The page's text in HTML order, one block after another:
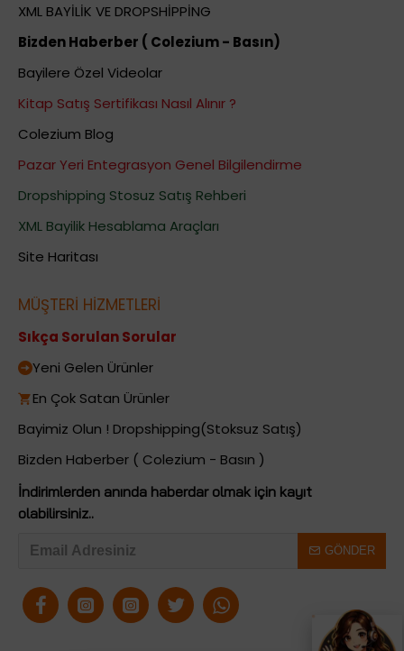
XML BAYİLİK VE DROPSHİPPİNG
Bizden Haberber ( Colezium - Basın)
Bayilere Özel Videolar
Kitap Satış Sertifikası Nasıl Alınır ?
Colezium Blog
Pazar Yeri Entegrasyon Genel Bilgilendirme
Dropshipping Stosuz Satış Rehberi
XML Bayilik Hesablama Araçları
Site Haritası
MÜŞTERİ HİZMETLERİ
Sıkça Sorulan Sorular
Yeni Gelen Ürünler
En Çok Satan Ürünler
Bayimiz Olun ! Dropshipping(Stoksuz Satış)
Bizden Haberber ( Colezium - Basın )
İndirimlerden anında haberdar olmak için kayıt
olabilirsiniz..
GÖNDER